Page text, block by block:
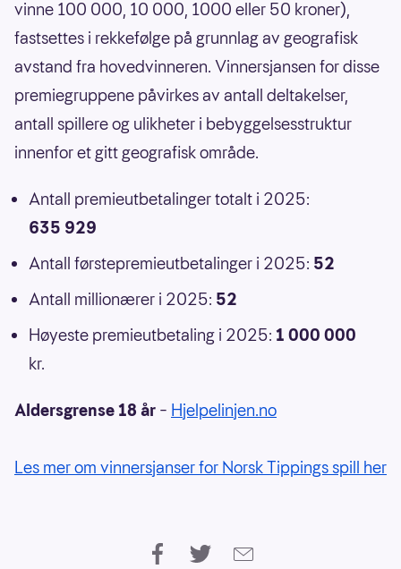
vinne 100 000, 10 000, 1000 eller 50 kroner),
fastsettes i rekkefølge på grunnlag av geografisk
avstand fra hovedvinneren. Vinnersjansen for disse
premiegruppene påvirkes av antall deltakelser,
antall spillere og ulikheter i bebyggelsesstruktur
innenfor et gitt geografisk område.
Antall premieutbetalinger totalt i 2025:
635 929
Antall førstepremieutbetalinger i 2025: 52
Antall millionærer i 2025: 52
Høyeste premieutbetaling i 2025: 1 000 000
kr.
Aldersgrense 18 år – Hjelpelinjen.no
Les mer om vinnersjanser for Norsk Tippings spill her